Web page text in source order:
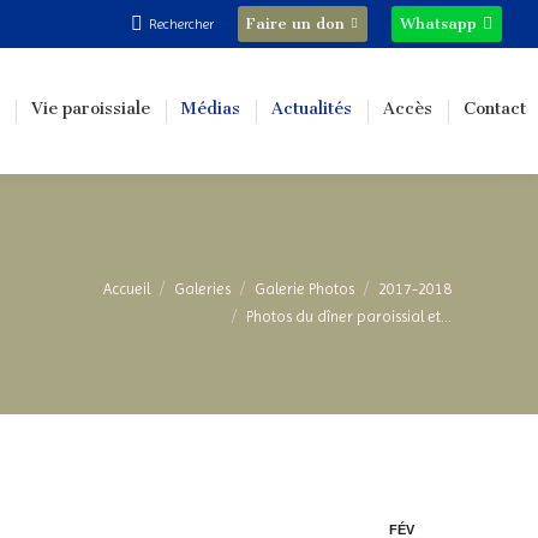
Recherche
:
Rechercher Faire un don Whatsapp
Vie paroissiale Médias Actualités Accès Contact
Accueil Galeries Galerie Photos
2017-2018
Photos du dîner paroissial et…
FÉV